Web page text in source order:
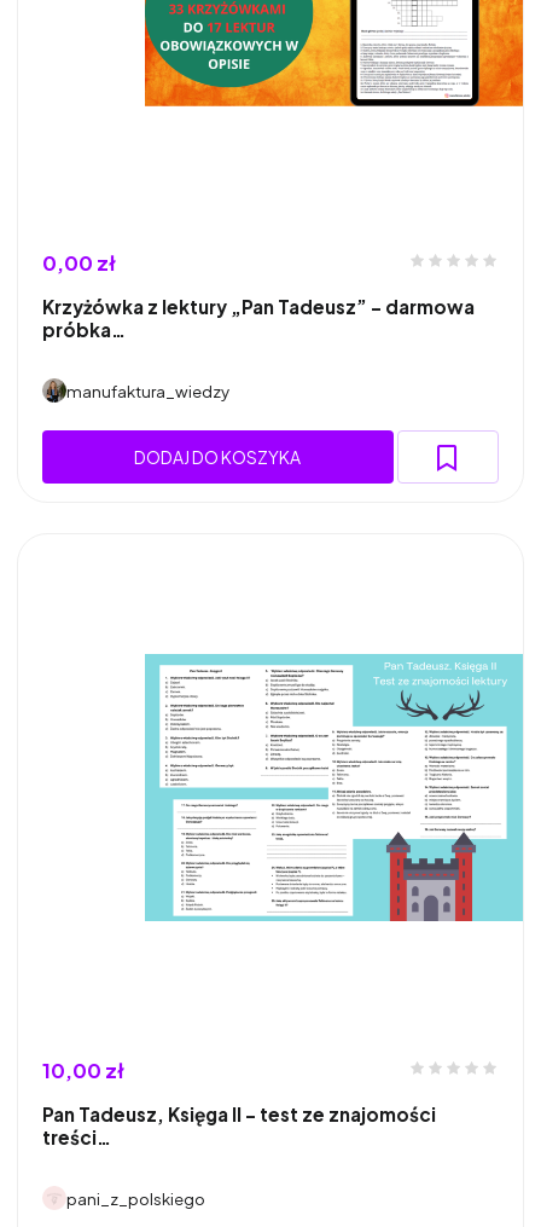
0,00 zł
Krzyżówka z lektury „Pan Tadeusz” – darmowa
próbka…
manufaktura_wiedzy
DODAJ DO KOSZYKA
10,00 zł
Pan Tadeusz, Księga II - test ze znajomości
treści…
pani_z_polskiego